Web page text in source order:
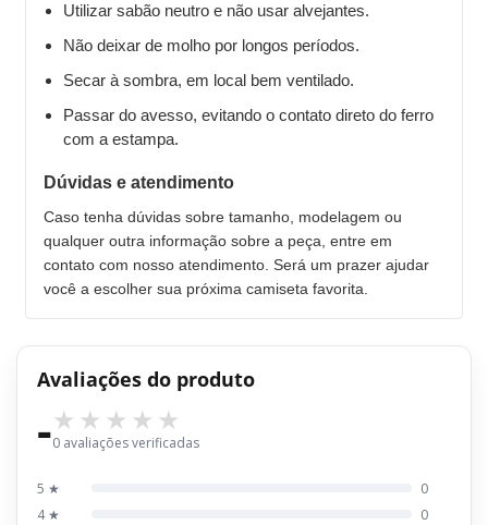
Utilizar sabão neutro e não usar alvejantes.
Não deixar de molho por longos períodos.
Secar à sombra, em local bem ventilado.
Passar do avesso, evitando o contato direto do ferro
com a estampa.
Dúvidas e atendimento
Caso tenha dúvidas sobre tamanho, modelagem ou
qualquer outra informação sobre a peça, entre em
contato com nosso atendimento. Será um prazer ajudar
você a escolher sua próxima camiseta favorita.
Avaliações do produto
-0 avaliações verificadas
5 ★
0
4 ★
0